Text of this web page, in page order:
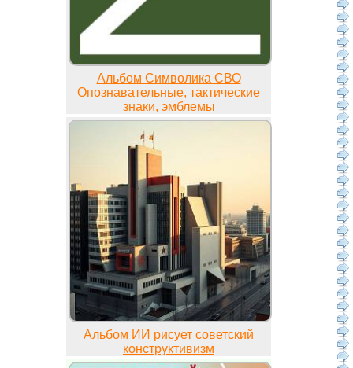
Альбом Символика СВО
Опознавательные, тактические
знаки, эмблемы
Альбом ИИ рисует советский
конструктивизм